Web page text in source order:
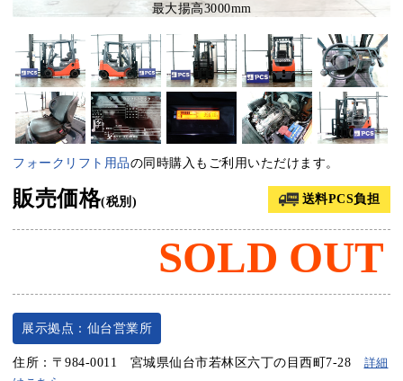
最大揚高3000mm
フォークリフト用品の同時購入もご利用いただけます。
展示拠点：仙台営業所
住所：〒984-0011 宮城県仙台市若林区六丁の目西町7-28 詳細
販売価格(税別) 送料PCS負担
SOLD OUT